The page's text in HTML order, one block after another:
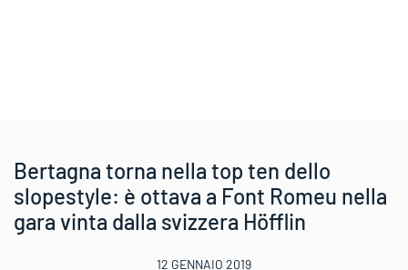
Bertagna torna nella top ten dello
slopestyle: è ottava a Font Romeu nella
gara vinta dalla svizzera Höfflin
12 GENNAIO 2019